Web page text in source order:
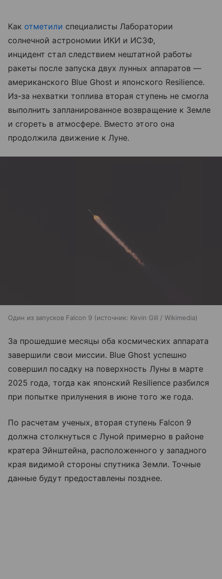
Как отметили специалисты Лаборатории
солнечной астрономии ИКИ и ИСЗФ,
инцидент стал следствием нештатной работы
ракеты после запуска двух лунных аппаратов —
американского Blue Ghost и японского Resilience.
Из-за нехватки топлива вторая ступень не смогла
выполнить запланированное возвращение к Земле
и сгореть в атмосфере. Вместо этого она
продолжила движение к Луне.
Один из запусков Falcon 9 источник: Kevin Gill / Wikimedia
За прошедшие месяцы оба космических аппарата
завершили свои миссии. Blue Ghost успешно
совершил посадку на поверхность Луны в марте
2025 года, тогда как японский Resilience разбился
при попытке прилунения в июне того же года.
По расчетам ученых, вторая ступень Falcon 9
должна столкнуться с Луной примерно в районе
кратера Эйнштейна, расположенного у западного
края видимой стороны спутника Земли. Точные
данные будут предоставлены позднее.